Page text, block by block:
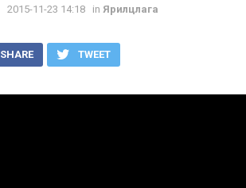
2015-11-23 14:18 in Ярилцлага
SHARE TWEET